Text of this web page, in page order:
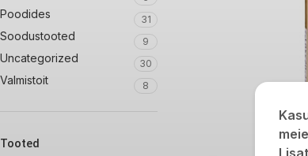
Poodides 31
Soodustooted 9
Uncategorized 30
Valmistoit 8
Tooted